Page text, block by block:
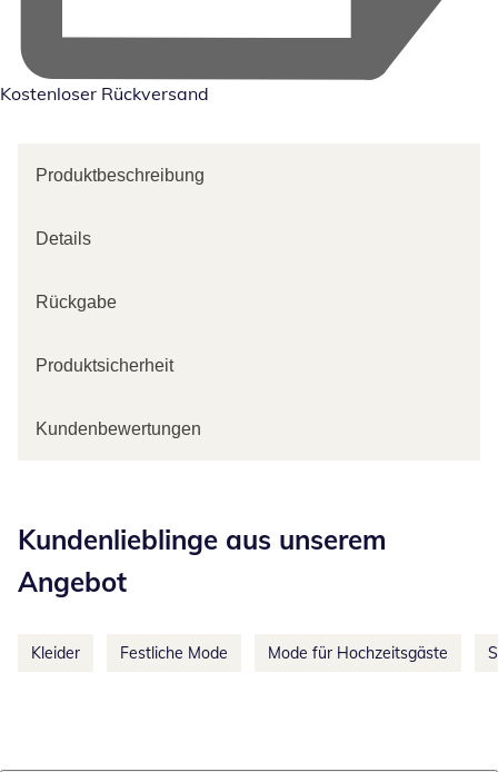
Kostenloser Rückversand
Produktbeschreibung
Details
Rückgabe
Produktsicherheit
Kundenbewertungen
Kundenlieblinge aus unserem
Angebot
Kleider Festliche Mode Mode für Hochzeitsgäste